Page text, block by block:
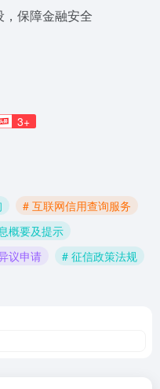
保障金融安全
3+
# ‌互联网信用查询服务‌
概要及提示‌
议申请‌
# ‌征信政策法规‌